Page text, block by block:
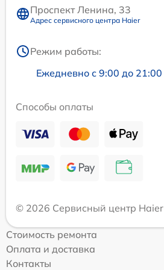
Проспект Ленина, 33
Адрес сервисного центра Haier
Режим работы:
Ежедневно с 9:00 до 21:00
Способы оплаты
© 2026 Сервисный центр Haier
Стоимость ремонта
Оплата и доставка
Контакты